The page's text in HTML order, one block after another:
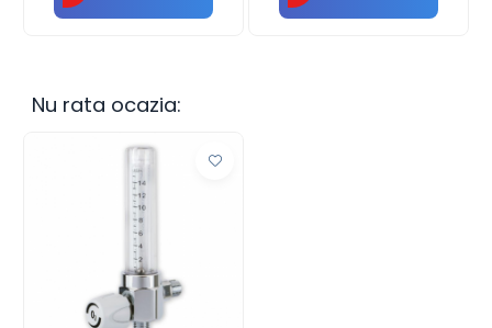
Nu rata ocazia: